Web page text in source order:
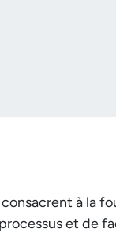
consacrent à la
et de